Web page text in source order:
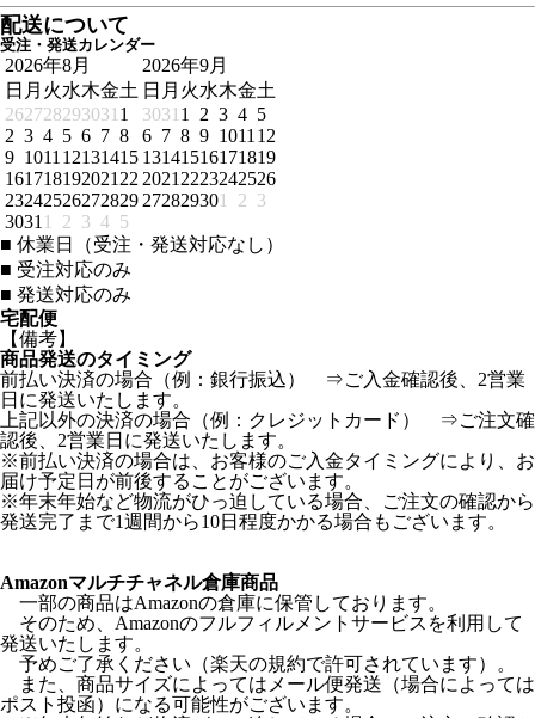
配送について
受注・発送カレンダー
2026年8月
日 月 火水木金土
262728293031 1
2 3 4 5 6 7 8
9 1011 12131415
161718192021 22
23242526272829
3031 1 2 3 4 5
2026年9月
日 月 火水木金土
3031 1 2 3 4 5
6 7 8 9 1011 12
13141516171819
2021 2223242526
272829301 2 3
■ 休業日（受注・発送対応なし）
■ 受注対応のみ
■ 発送対応のみ
宅配便
【備考】
商品発送のタイミング
前払い決済の場合（例：銀行振込） ⇒ご入金確認後、2営業
日に発送いたします。
上記以外の決済の場合（例：クレジットカード） ⇒ご注文確
認後、2営業日に発送いたします。
※前払い決済の場合は、お客様のご入金タイミングにより、お
届け予定日が前後することがございます。
※年末年始など物流がひっ迫している場合、ご注文の確認から
発送完了まで1週間から10日程度かかる場合もございます。
Amazonマルチチャネル倉庫商品
一部の商品はAmazonの倉庫に保管しております。
そのため、Amazonのフルフィルメントサービスを利用して
発送いたします。
予めご了承ください（楽天の規約で許可されています）。
また、商品サイズによってはメール便発送（場合によっては
ポスト投函）になる可能性がございます。